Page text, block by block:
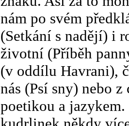
nám po svém
(Setkání s nadějí) i
životní (Příběh
(v oddílu Havrani),
nás (Psí sny) nebo
poetikou a